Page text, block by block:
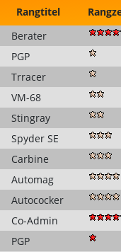
Rangtitel
Berater
PGP
Trracer
VM-68
Stingray
Spyder SE
Carbine
Automag
Autococker
Co-Admin
PGP